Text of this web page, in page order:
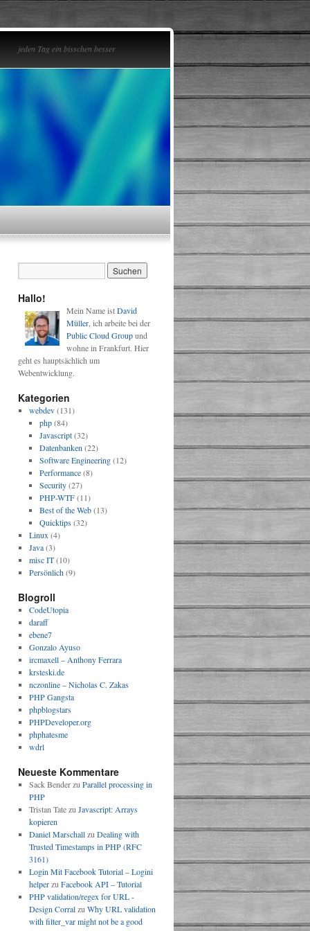
jeden Tag ein bisschen besser
Hallo!
Mein Name istDavid
Müller , ich arbeite bei der
Public Cloud Groupund
wohne in Frankfurt. Hier
geht es hauptsächlich um
Webentwicklung.
Kategorien
webdev(131)
php(84)
Javascript(32)
Datenbanken (22)
Software Engineering(12)
Performance(8)
Security(27)
PHP-WTF(11)
Best of the Web(13)
Quicktips(32)
Linux (4)
Java(3)
misc IT(10)
Persönlich(9)
Blogroll
CodeUtopia
daraff
ebene7
Gonzalo Ayuso
ircmaxell – Anthony Ferrara
krsteski.de
nczonline – Nicholas C. Zakas
PHP Gangsta
phpblogstars
PHPDeveloper.org
phphatesme
wdrl
Neueste Kommentare
Sack Benderzu Parallel processing in
PHP
Tristan Tatezu Javascript: Arrays
kopieren
Daniel Marschallzu Dealing with
Trusted Timestamps in PHP (RFC
3161)
Login Mit Facebook Tutorial – Logini
helperzu Facebook API – Tutorial
PHP validation/regex for URL -
Design Corralzu Why URL validation
with filter_var might not be a good